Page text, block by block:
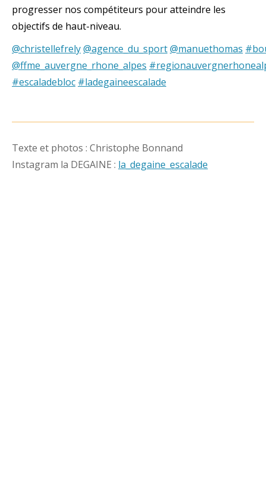
progresser nos compétiteurs pour atteindre les
objectifs de haut-niveau.
@christellefrely@agence_du_sport@manuethomas
@ffme_auvergne_rhone_alpes
#escaladebloc #ladegaineescalade
Texte et photos : Christophe Bonnand
Instagram la DEGAINE : la_degaine_escalade